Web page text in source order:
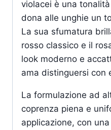
violacei è una
dona alle unghie un
La sua sfumatura
rosso classico e il
look moderno e
ama distinguersi con
La formulazione ad
coprenza piena e
applicazione, con